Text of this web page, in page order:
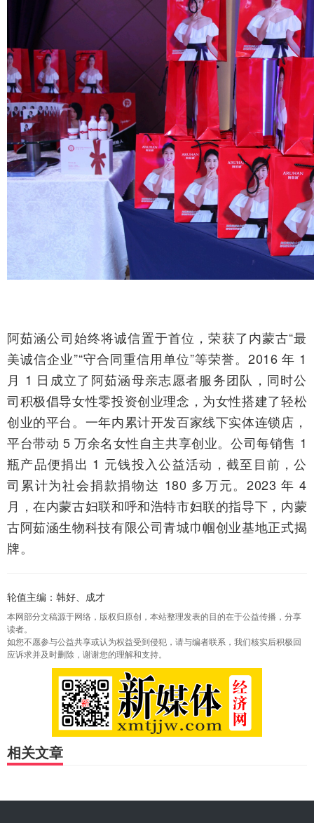
阿茹涵公司始终将诚信置于首位，荣获了内蒙古“最
美诚信企业”“守合同重信用单位”等荣誉。2016 年 1
月 1 日成立了阿茹涵母亲志愿者服务团队，同时公
司积极倡导女性零投资创业理念，为女性搭建了轻松
创业的平台。一年内累计开发百家线下实体连锁店，
平台带动 5 万余名女性自主共享创业。公司每销售 1
瓶产品便捐出 1 元钱投入公益活动，截至目前，公
司累计为社会捐款捐物达 180 多万元。2023 年 4
月，在内蒙古妇联和呼和浩特市妇联的指导下，内蒙
古阿茹涵生物科技有限公司青城巾帼创业基地正式揭
牌。
轮值主编：韩好、成才
本网部分文稿源于网络，版权归原创，本站整理发表的目的在于公益传播，分享
读者。
如您不愿参与公益共享或认为权益受到侵犯，请与编者联系，我们核实后积极回
应诉求并及时删除，谢谢您的理解和支持。
相关文章